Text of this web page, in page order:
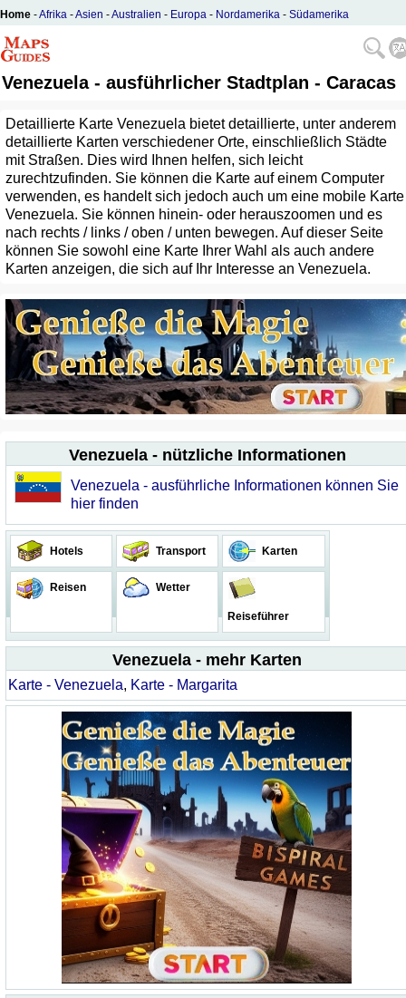
Home -Afrika -Asien -Australien - Europa - Nordamerika - Südamerika
Venezuela - ausführlicher Stadtplan - Caracas
Detaillierte Karte Venezuela bietet detaillierte, unter anderem
detaillierte Karten verschiedener Orte, einschließlich Städte
mit Straßen. Dies wird Ihnen helfen, sich leicht
zurechtzufinden. Sie können die Karte auf einem Computer
verwenden, es handelt sich jedoch auch um eine mobile Karte
Venezuela. Sie können hinein- oder herauszoomen und es
nach rechts / links / oben / unten bewegen. Auf dieser Seite
können Sie sowohl eine Karte Ihrer Wahl als auch andere
Karten anzeigen, die sich auf Ihr Interesse an Venezuela.
Venezuela - nützliche Informationen
Venezuela - ausführliche Informationen können Sie
hier finden
Hotels Transport Karten
Reisen Wetter
Reiseführer
Venezuela - mehr Karten
Karte - Venezuela, Karte - Margarita